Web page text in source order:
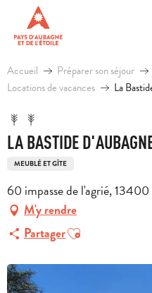
contenu
principal
Accueil Préparer son séjour
Locations de vacances
La
LA BASTIDE
MEUBLÉ ET GÎTE
60 impasse de l'agrié, 13400
M'y rendre
PartagerAjouter aux favoris